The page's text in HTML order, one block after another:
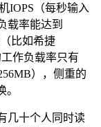
IOPS（每秒输入
载率能达到
比如希捷
作负载率只有
），侧重的
几十个人同时读